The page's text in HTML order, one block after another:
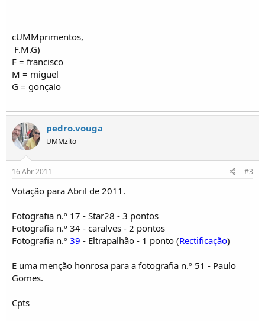
cUMMprimentos,
F.M.G)
F = francisco
M = miguel
G = gonçalo
pedro.vouga
UMMzito
16 Abr 2011 #3
Votação para Abril de 2011.
Fotografia n.º 17 - Star28 - 3 pontos
Fotografia n.º 34 - caralves - 2 pontos
Fotografia n.º 39 - Eltrapalhão - 1 ponto (Rectificação)
E uma menção honrosa para a fotografia n.º 51 - Paulo
Gomes.
Cpts